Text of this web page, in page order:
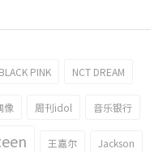
BLACK PINK NCT DREAM
像 周刊idol 音乐银行
王嘉尔 Jackson